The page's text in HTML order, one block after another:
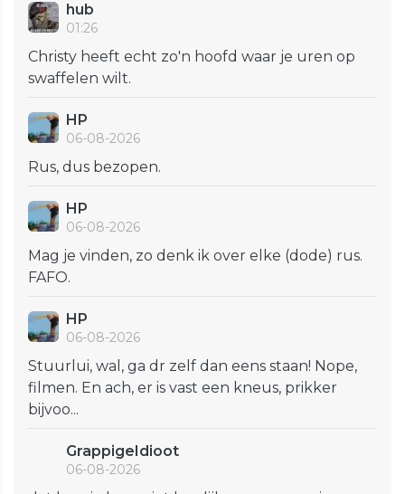
hub
01:26
Christy heeft echt zo'n hoofd waar je uren op
swaffelen wilt.
HP
06-08-2026
Rus, dus bezopen.
HP
06-08-2026
Mag je vinden, zo denk ik over elke (dode) rus.
FAFO.
HP
06-08-2026
Stuurlui, wal, ga dr zelf dan eens staan! Nope,
filmen. En ach, er is vast een kneus, prikker
bijvoo...
GrappigeIdioot
06-08-2026